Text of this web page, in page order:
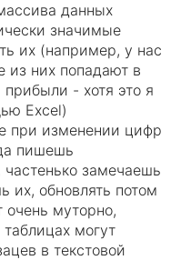
данных
значимые
их (например, у нас
из них попадают в
- хотя это я
Excel)
при изменении цифр
пишешь
частенько замечаешь
их, обновлять потом
очень муторно,
могут
в текстовой